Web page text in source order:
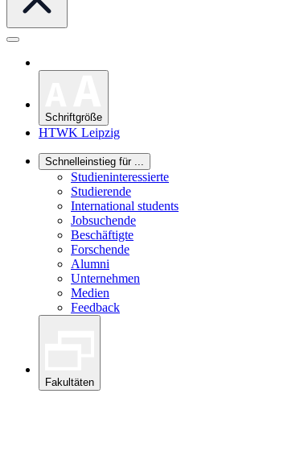
Schriftgröße
HTWK Leipzig
Schnelleinstieg für ...
Studieninteressierte
Studierende
International students
Jobsuchende
Beschäftigte
Forschende
Alumni
Unternehmen
Medien
Feedback
Fakultäten